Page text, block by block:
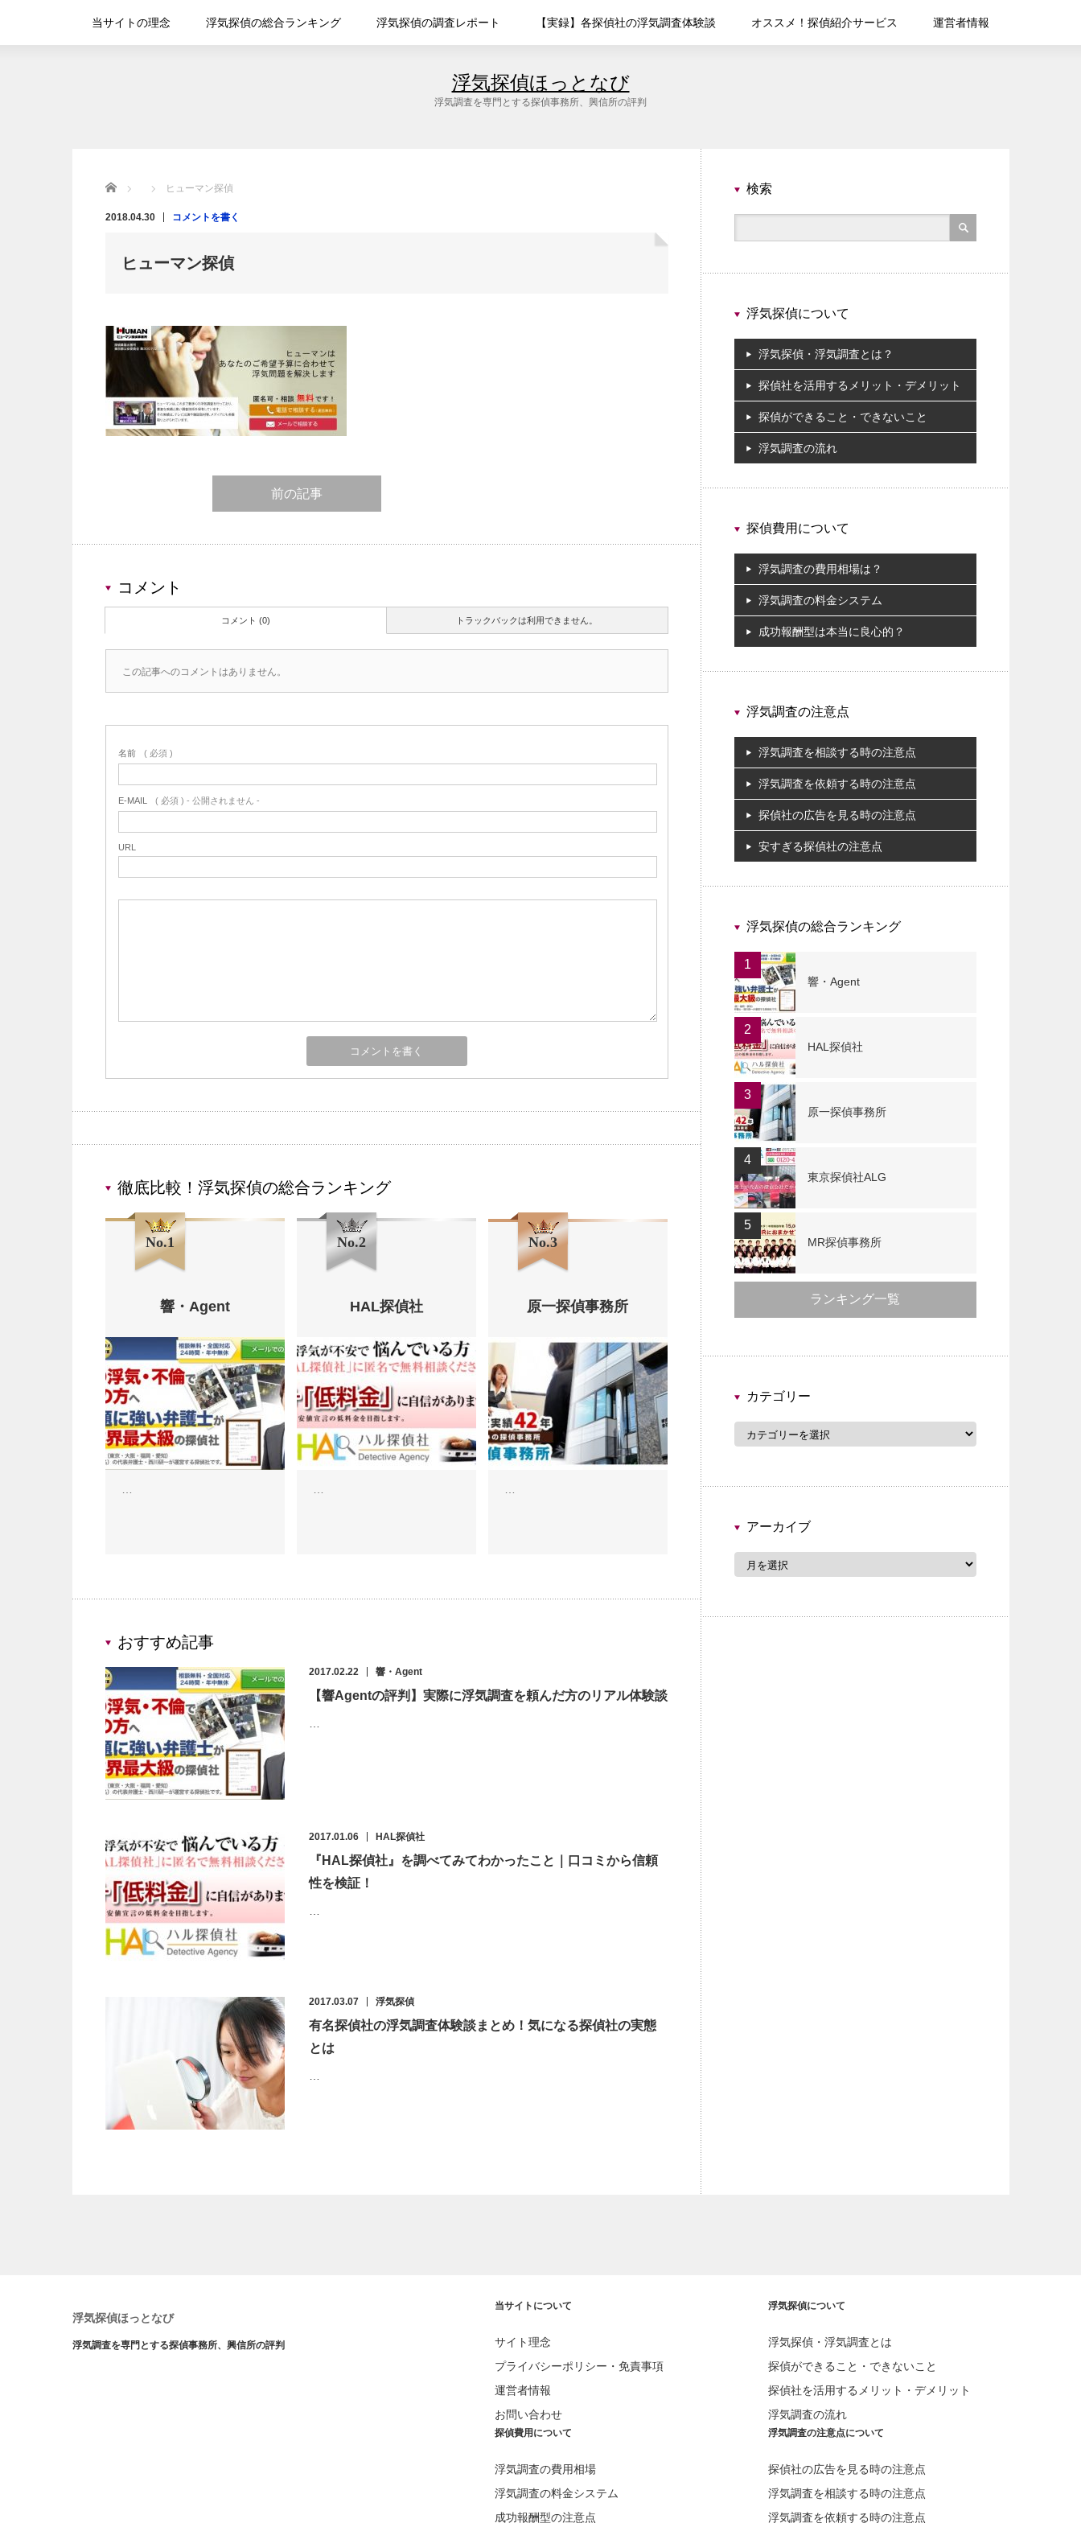
浮気探偵ほっとなび
浮気調査を専門とする探偵事務所、興信所の評判
当サイトの理念 浮気探偵の総合ランキング 浮気探偵の調査レポート 【実録】各探偵社の浮気調査体験談 オススメ！探偵紹介サービス 運営者情報
Home ヒューマン探偵
2018.04.30 コメントを書く
ヒューマン探偵
前の記事
コメント
トラックバックは利用できません。
コメント (0)
この記事へのコメントはありません。
名前 ( 必須 )
E-MAIL ( 必須 ) - 公開されません -
URL
徹底比較！浮気探偵の総合ランキング
No.1
響・Agent
No.2
HAL探偵社
No.3
原一探偵事務所
おすすめ記事
2017.02.22 響・Agent
【響Agentの評判】実際に浮気調査を頼んだ方のリアル体験談
2017.01.06 HAL探偵社
『HAL探偵社』を調べてみてわかったこと｜口コミから信頼
性を検証！
2017.03.07 浮気探偵
有名探偵社の浮気調査体験談まとめ！気になる探偵社の実態
とは
検索
浮気探偵について
浮気探偵・浮気調査とは？
探偵社を活用するメリット・デメリット
探偵ができること・できないこと
浮気調査の流れ
探偵費用について
浮気調査の費用相場は？
浮気調査の料金システム
成功報酬型は本当に良心的？
浮気調査の注意点
浮気調査を相談する時の注意点
浮気調査を依頼する時の注意点
探偵社の広告を見る時の注意点
安すぎる探偵社の注意点
浮気探偵の総合ランキング
1
響・Agent
2
HAL探偵社
3
原一探偵事務所
4
東京探偵社ALG
5
MR探偵事務所
ランキング一覧
カテゴリー
アーカイブ
浮気探偵ほっとなび
浮気調査を専門とする探偵事務所、興信所の評判
当サイトについて
サイト理念
プライバシーポリシー・免責事項
運営者情報
お問い合わせ
浮気探偵について
浮気探偵・浮気調査とは
探偵ができること・できないこと
探偵社を活用するメリット・デメリット
浮気調査の流れ
探偵費用について
浮気調査の費用相場
浮気調査の料金システム
成功報酬型の注意点
浮気調査の注意点について
探偵社の広告を見る時の注意点
浮気調査を相談する時の注意点
浮気調査を依頼する時の注意点